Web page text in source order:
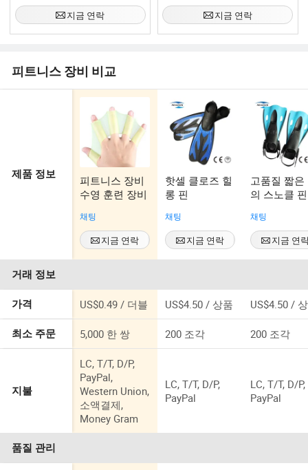
지금 연락 지금 연락
피트니스 장비 비교
제품 정보
피트니스 장비
수영 훈련 장비
채팅
지금 연락
핫셀 클로즈 힐
롱 핀
채팅
지금 연락
고품질 짧은
의 스노클 핀
채팅
지금 연
거래 정보
가격 US$0.49 / 더블 US$4.50 / 상품 US$4.50 /
최소 주문 5,000 한 쌍 200 조각 200 조각
지불
LC, T/T, D/P,
PayPal,
Western Union,
소액결제,
Money Gram
LC, T/T, D/P,
PayPal
LC, T/T, D/P,
PayPal
품질 관리